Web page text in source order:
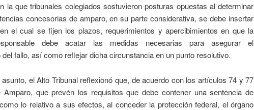
la que tribunales colegiados sostuvieron posturas opuestas al determinar
concesorias de amparo, en su parte considerativa, se debe insertar
el cual se fijen los plazos, requerimientos y apercibimientos en que la
debe acatar las medidas necesarias para asegurar el
fallo, así como reflejar dicha circunstancia en un punto resolutivo.
el Alto Tribunal reflexionó que, de acuerdo con los artículos 74 y 77
que prevén los requisitos que debe contener una sentencia de
lo relativo a sus efectos, al conceder la protección federal, el órgano